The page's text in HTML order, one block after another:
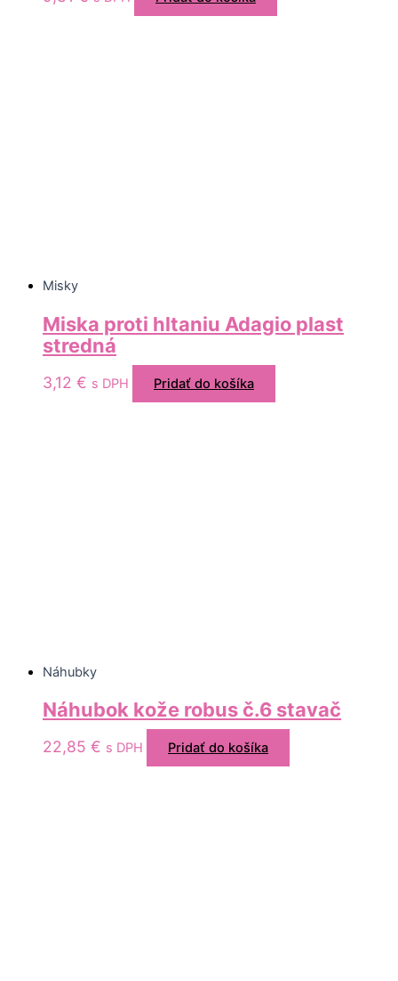
Misky
Miska proti hltaniu Adagio plast
stredná
3,12 € s DPH Pridať do košíka
Náhubky
Náhubok kože robus č.6 stavač
22,85 € s DPH Pridať do košíka